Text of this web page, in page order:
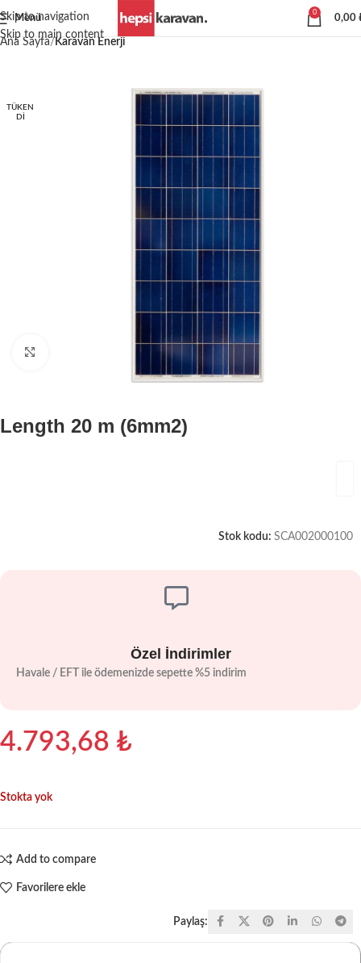
Skip to navigation
Skip to main content
Menü
0
0,00
Ana Sayfa Karavan Enerji
TÜKEN
DI
Büyütmek için tıklayın
Length 20 m (6mm2)
Stok kodu: SCA002000100
Özel İndirimler
Havale / EFT ile ödemenizde sepette %5 indirim
4.793,68 ₺
Stokta yok
Add to compare
Favorilere ekle
Paylaş: